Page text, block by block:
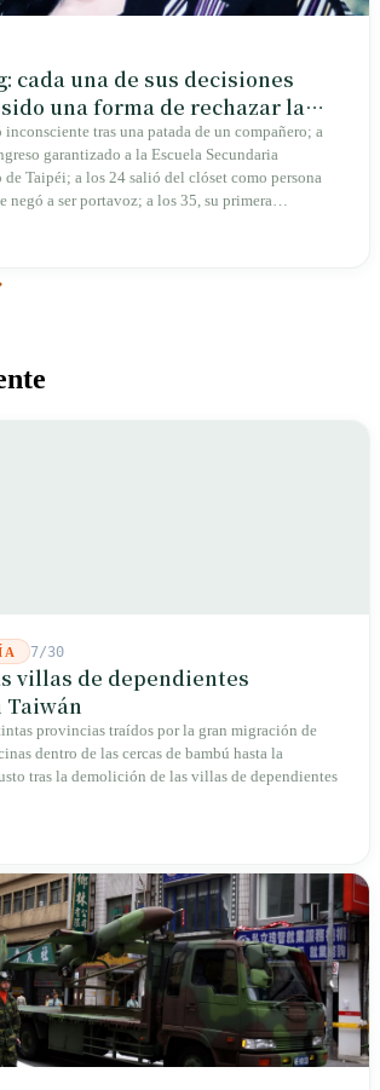
cada una de sus decisiones
una forma de rechazar la
inconsciente tras una patada de un compañero; a
garantizado a la Escuela Secundaria
Taipéi; a los 24 salió del clóset como persona
negó a ser portavoz; a los 35, su primera
al gabinete fue «no tener oficina». El 2 de
7/30
villas de dependientes
provincias traídos por la gran migración de
dentro de las cercas de bambú hasta la
tras la demolición de las villas de dependientes